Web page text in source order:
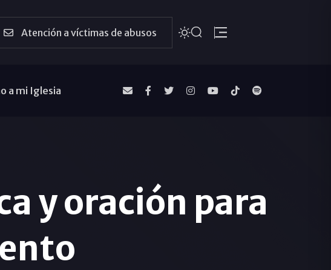
Atención a víctimas de abusos
a mi Iglesia
y oración para